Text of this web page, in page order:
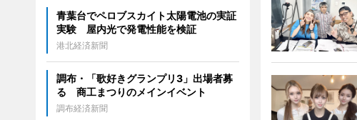
青葉台でペロブスカイト太陽電池の実証
実験 屋内光で発電性能を検証
港北経済新聞
調布・「歌好きグランプリ3」出場者募
る 商工まつりのメインイベント
調布経済新聞